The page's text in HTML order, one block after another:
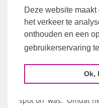
Deze website
het verkeer te
onthouden en een
gebruikerservaring
Ok,
'Spot-on'
koorconcert
Dit betrof
(kamer)koorconcert
'spot on' was. Omdat